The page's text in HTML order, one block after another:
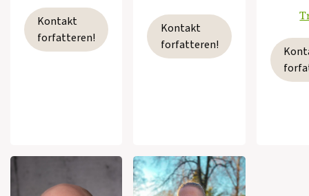
Kontakt
forfatteren!
Kontakt
forfatteren!